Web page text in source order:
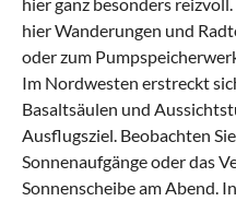
hier Wanderungen und
oder zum
Im Nordwesten erstreckt
Basaltsäulen und
Ausflugsziel. Beobachten
Sonnenaufgänge oder das
Sonnenscheibe am Abend.